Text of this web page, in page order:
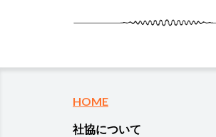
HOME
社協について